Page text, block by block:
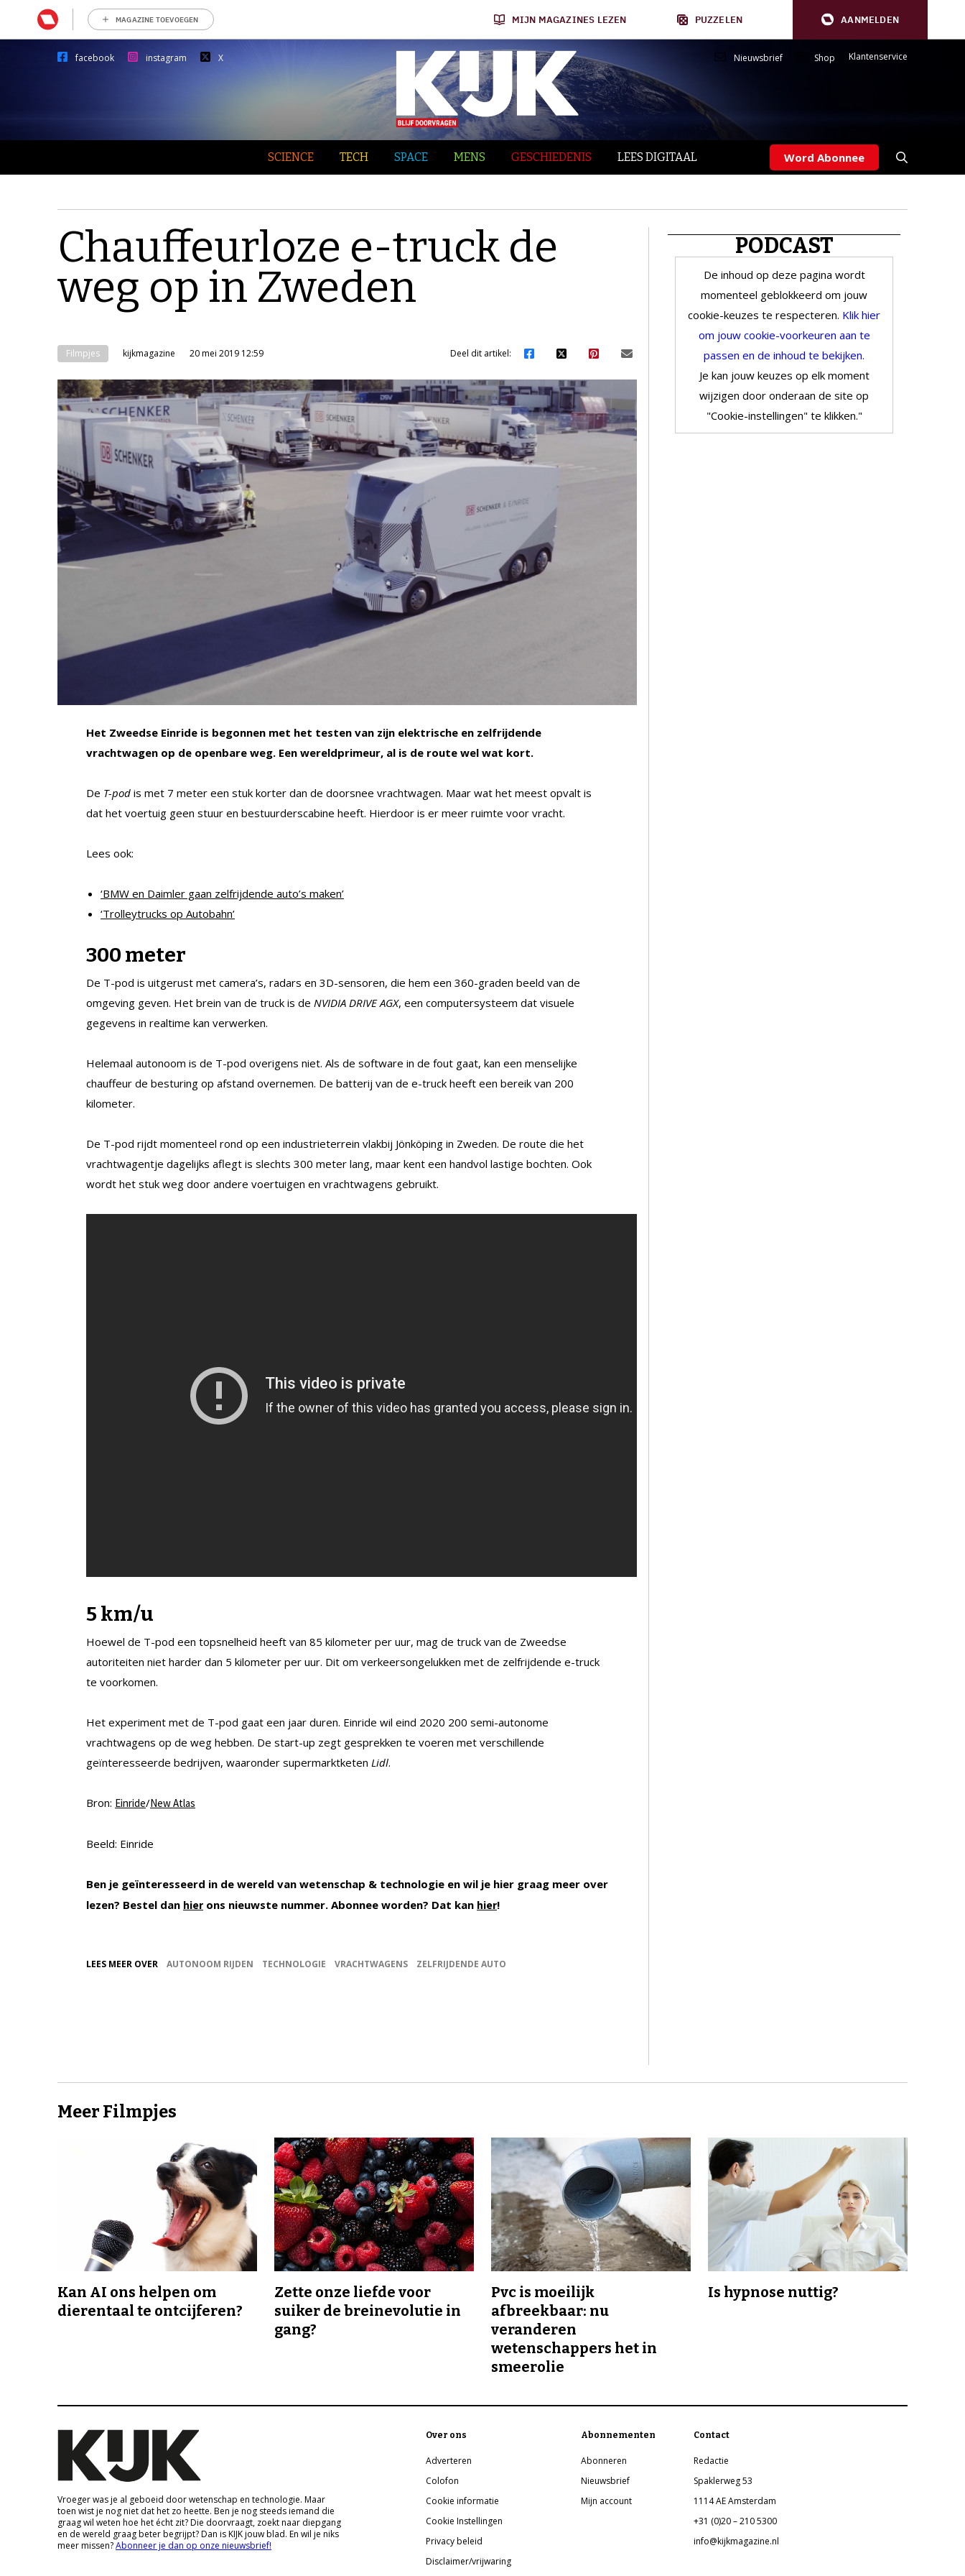
MAGAZINE TOEVOEGEN MIJN MAGAZINES LEZEN PUZZELEN AANMELDEN
facebook instagram X Nieuwsbrief Shop Klantenservice
SCIENCE TECH SPACE MENS GESCHIEDENIS LEES DIGITAAL Word Abonnee
Chauffeurloze e-truck de
weg op in Zweden
Filmpjes kijkmagazine 20 mei 2019 12:59 Deel dit artikel:
Het Zweedse Einride is begonnen met het testen van zijn elektrische en zelfrijdende
vrachtwagen op de openbare weg. Een wereldprimeur, al is de route wel wat kort.
De T-pod is met 7 meter een stuk korter dan de doorsnee vrachtwagen. Maar wat het meest opvalt is
dat het voertuig geen stuur en bestuurderscabine heeft. Hierdoor is er meer ruimte voor vracht.
Lees ook:
‘BMW en Daimler gaan zelfrijdende auto’s maken’
‘Trolleytrucks op Autobahn’
300 meter
De T-pod is uitgerust met camera’s, radars en 3D-sensoren, die hem een 360-graden beeld van de
omgeving geven. Het brein van de truck is de NVIDIA DRIVE AGX, een computersysteem dat visuele
gegevens in realtime kan verwerken.
Helemaal autonoom is de T-pod overigens niet. Als de software in de fout gaat, kan een menselijke
chauffeur de besturing op afstand overnemen. De batterij van de e-truck heeft een bereik van 200
kilometer.
De T-pod rijdt momenteel rond op een industrieterrein vlakbij Jönköping in Zweden. De route die het
vrachtwagentje dagelijks aflegt is slechts 300 meter lang, maar kent een handvol lastige bochten. Ook
wordt het stuk weg door andere voertuigen en vrachtwagens gebruikt.
5 km/u
Hoewel de T-pod een topsnelheid heeft van 85 kilometer per uur, mag de truck van de Zweedse
autoriteiten niet harder dan 5 kilometer per uur. Dit om verkeersongelukken met de zelfrijdende e-truck
te voorkomen.
Het experiment met de T-pod gaat een jaar duren. Einride wil eind 2020 200 semi-autonome
vrachtwagens op de weg hebben. De start-up zegt gesprekken te voeren met verschillende
geïnteresseerde bedrijven, waaronder supermarktketen Lidl.
Bron: Einride/New Atlas
Beeld: Einride
Ben je geïnteresseerd in de wereld van wetenschap & technologie en wil je hier graag meer over
lezen? Bestel dan hier ons nieuwste nummer. Abonnee worden? Dat kan hier!
LEES MEER OVER AUTONOOM RIJDEN TECHNOLOGIE VRACHTWAGENS ZELFRIJDENDE AUTO
PODCAST
De inhoud op deze pagina wordt
momenteel geblokkeerd om jouw
cookie-keuzes te respecteren. Klik hier
om jouw cookie-voorkeuren aan te
passen en de inhoud te bekijken.
Je kan jouw keuzes op elk moment
wijzigen door onderaan de site op
"Cookie-instellingen" te klikken."
Meer Filmpjes
Kan AI ons helpen om
dierentaal te ontcijferen?
Zette onze liefde voor
suiker de breinevolutie in
gang?
Pvc is moeilijk
afbreekbaar: nu
veranderen
wetenschappers het in
smeerolie
Is hypnose nuttig?
Vroeger was je al geboeid door wetenschap en technologie. Maar
toen wist je nog niet dat het zo heette. Ben je nog steeds iemand die
graag wil weten hoe het écht zit? Die doorvraagt, zoekt naar diepgang
en de wereld graag beter begrijpt? Dan is KIJK jouw blad. En wil je niks
meer missen?Abonneer je dan op onze nieuwsbrief!
Over ons
Adverteren
Colofon
Cookie informatie
Cookie Instellingen
Privacy beleid
Disclaimer/vrijwaring
Abonnementen
Abonneren
Nieuwsbrief
Mijn account
Contact
Redactie
Spaklerweg 53
1114 AE Amsterdam
+31 (0)20 – 210 5300
info@kijkmagazine.nl